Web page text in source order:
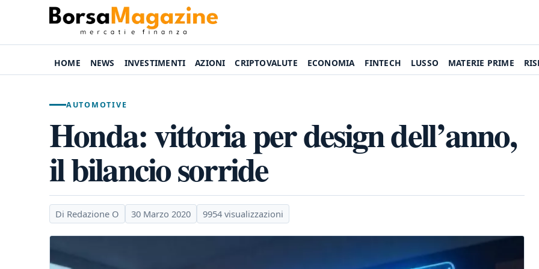
HOME NEWS INVESTIMENTI AZIONI CRIPTOVALUTE ECONOMIA FINTECH LUSSO MATERIE PRIME
AUTOMOTIVE
Honda: vittoria per design dell’anno,
il bilancio sorride
Di Redazione O 30 Marzo 2020 9954 visualizzazioni